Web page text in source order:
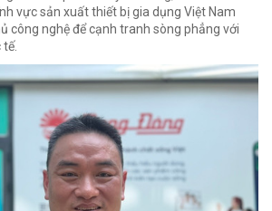
vực sản xuất thiết bị gia dụng Việt Nam
công nghệ để cạnh tranh sòng phẳng với